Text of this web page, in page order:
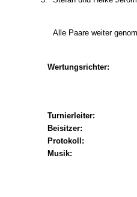
Alle Paare weiter
Wertungsrichter:
Turnierleiter:
Beisitzer:
Protokoll:
Musik: